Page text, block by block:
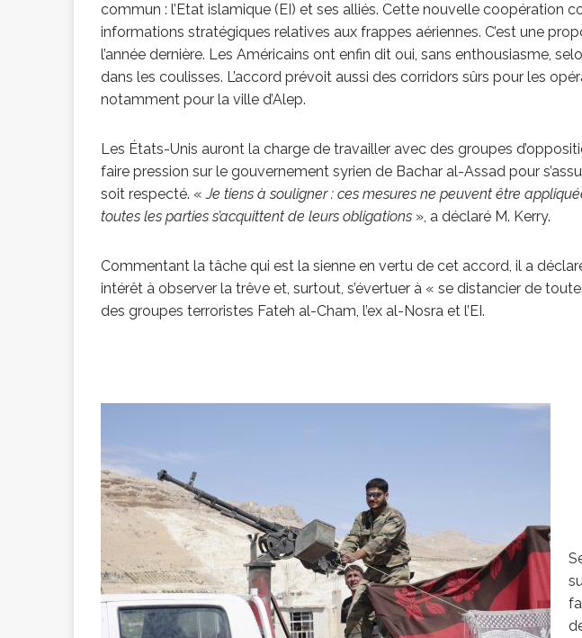
commun : l’Etat islamique (EI) et ses alliés. Cette nouvelle coopération
informations stratégiques relatives aux frappes aériennes. C’est une
l’année dernière. Les Américains ont enfin dit oui, sans enthousiasme,
dans les coulisses. L’accord prévoit aussi des corridors sûrs pour les
notamment pour la ville d’Alep.
Les États-Unis auront la charge de travailler avec des groupes
faire pression sur le gouvernement syrien de Bachar al-Assad pour
soit respecté. «Je tiens à souligner : ces mesures ne peuvent être
toutes les parties s’acquittent de leurs obligations », a déclaré M. Kerry.
Commentant la tâche qui est la sienne en vertu de cet accord, il a
intérêt à observer la trêve et, surtout, s’évertuer à « se distancier de
des groupes terroristes Fateh al-Cham, l’ex al-Nosra et l’EI.